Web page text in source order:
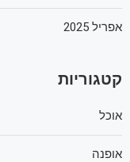
אפריל 2025
קטגוריות
אוכל
אופנה